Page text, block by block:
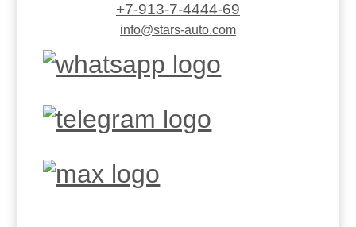
+7-913-7-4444-69
info@stars-auto.com